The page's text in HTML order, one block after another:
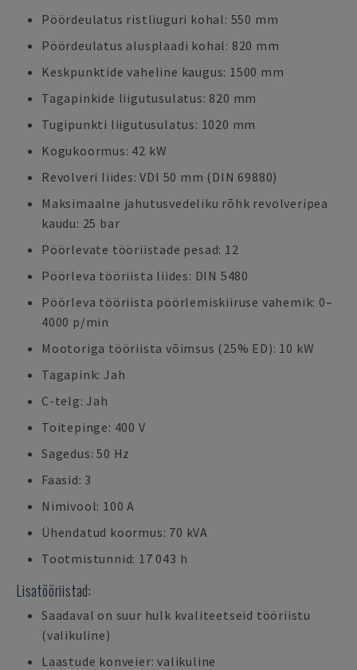
Pöördeulatus ristliuguri kohal: 550 mm
Pöördeulatus alusplaadi kohal: 820 mm
Keskpunktide vaheline kaugus: 1500 mm
Tagapinkide liigutusulatus: 820 mm
Tugipunkti liigutusulatus: 1020 mm
Kogukoormus: 42 kW
Revolveri liides: VDI 50 mm (DIN 69880)
Maksimaalne jahutusvedeliku rõhk revolveripea
kaudu: 25 bar
Pöörlevate tööriistade pesad: 12
Pöörleva tööriista liides: DIN 5480
Pöörleva tööriista pöörlemiskiiruse vahemik: 0–
4000 p/min
Mootoriga tööriista võimsus (25% ED): 10 kW
Tagapink: Jah
C-telg: Jah
Toitepinge: 400 V
Sagedus: 50 Hz
Faasid: 3
Nimivool: 100 A
Ühendatud koormus: 70 kVA
Tootmistunnid: 17 043 h
Lisatööriistad:
Saadaval on suur hulk kvaliteetseid tööriistu
(valikuline)
Laastude konveier: valikuline